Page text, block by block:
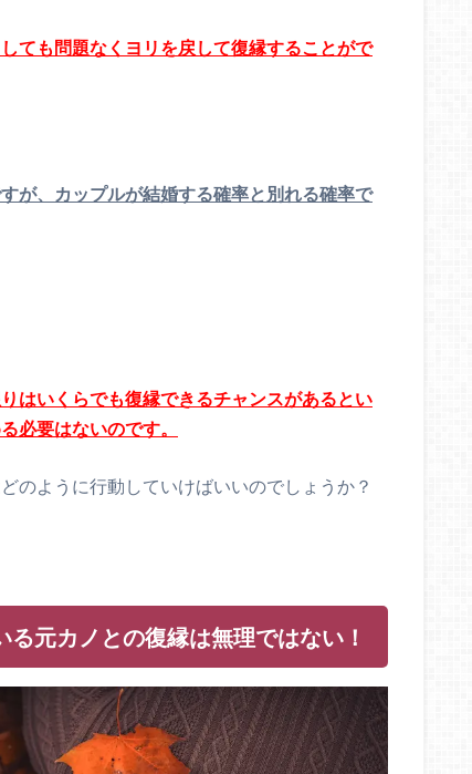
ても問題なくヨリを戻して復縁することがで
が、カップルが結婚する確率と別れる確率で
はいくらでも復縁できるチャンスがあるとい
必要はないのです。
のように行動していけばいいのでしょうか？
元カノとの復縁は無理ではない！